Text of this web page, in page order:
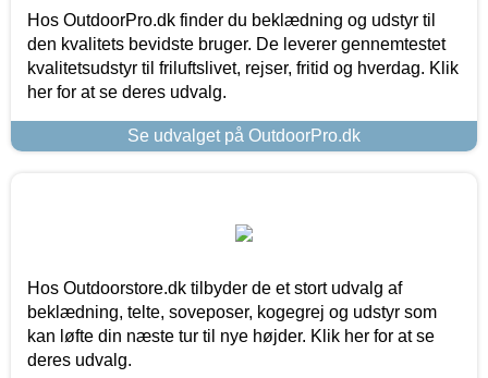
Hos OutdoorPro.dk finder du beklædning og udstyr til
den kvalitets bevidste bruger. De leverer gennemtestet
kvalitetsudstyr til friluftslivet, rejser, fritid og hverdag. Klik
her for at se deres udvalg.
Se udvalget på OutdoorPro.dk
Hos Outdoorstore.dk tilbyder de et stort udvalg af
beklædning, telte, soveposer, kogegrej og udstyr som
kan løfte din næste tur til nye højder. Klik her for at se
deres udvalg.